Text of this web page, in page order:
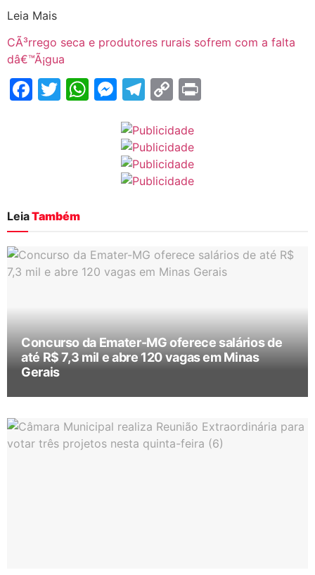
Leia Mais
CÃ³rrego seca e produtores rurais sofrem com a falta
dâ€™Ã¡gua
Facebook
Twitter
WhatsApp
Messenger
Telegram
Copy
LeiaTambém
Concurso da Emater-MG oferece salários de
até R$ 7,3 mil e abre 120 vagas em Minas
Gerais